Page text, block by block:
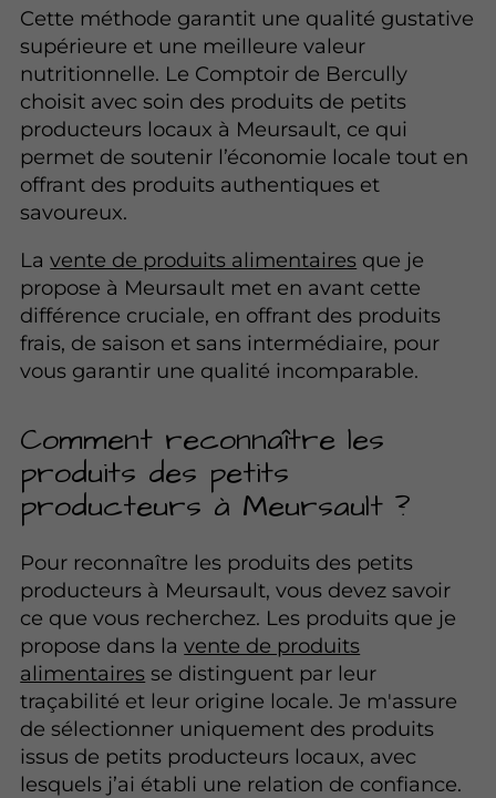
Cette méthode garantit une qualité gustative
supérieure et une meilleure valeur
nutritionnelle. Le Comptoir de Bercully
choisit avec soin des produits de petits
producteurs locaux à Meursault, ce qui
permet de soutenir l’économie locale tout en
offrant des produits authentiques et
savoureux.
Lavente de produits alimentaires que je
propose à Meursault met en avant cette
différence cruciale, en offrant des produits
frais, de saison et sans intermédiaire, pour
vous garantir une qualité incomparable.
Comment reconnaître les
produits des petits
producteurs à Meursault ?
Pour reconnaître les produits des petits
producteurs à Meursault, vous devez savoir
ce que vous recherchez. Les produits que je
propose dans lavente de produits
alimentaires se distinguent par leur
traçabilité et leur origine locale. Je m'assure
de sélectionner uniquement des produits
issus de petits producteurs locaux, avec
lesquels j’ai établi une relation de confiance.